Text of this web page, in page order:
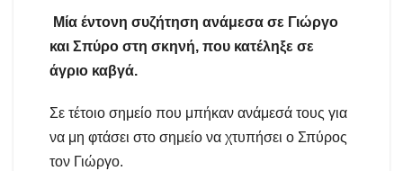
Μία έντονη συζήτηση ανάμεσα σε Γιώργο
και Σπύρο στη σκηνή, που κατέληξε σε
άγριο καβγά.
Σε τέτοιο σημείο που μπήκαν ανάμεσά τους για
να μη φτάσει στο σημείο να χτυπήσει ο Σπύρος
τον Γιώργο.